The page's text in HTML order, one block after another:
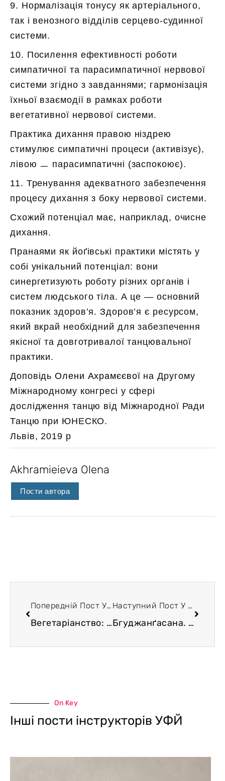
9. Нормалізація тонусу як артеріального,
так і венозного відділів серцево-судинної
системи.
10. Посилення ефективності роботи
симпатичної та парасимпатичної нервової
системи згідно з завданнями; гармонізація
їхньої взаємодії в рамках роботи
вегетативної нервової системи.
Практика дихання правою ніздрею
стимулює симпатичні процеси (активізує),
лівою ㅡ парасимпатичні (заспокоює).
11. Тренування адекватного забезпечення
процесу дихання з боку нервової системи.
Схожий потенціал має, наприклад, очисне
дихання.
Пранаями як йоґівські практики містять у
собі унікальний потенціал: вони
синергетизують роботу різних органів і
систем людського тіла. А це — основний
показник здоров’я. Здоров’я є ресурсом,
який вкрай необхідний для забезпечення
якісної та довготривалої танцювальної
практики.
ДоповідьОлени Ахрамєєвої на Другому
Міжнародному конгресі у сфері
дослідження танцю від Міжнародної Ради
Танцю при ЮНЕСКО.
Львів, 2019 р
Akhramieieva Olena
Пости автора
Попередній Пост У Блозі
Вегетаріанство: коментар до міфів щодо харчування в Стародавній Індії
Наступний Пост У Блозі
Бгуджанґасана. Ключі до виконання.
On Key
Інші пости інструкторів УФЙ